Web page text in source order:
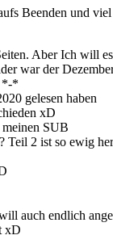
Beenden und
Aber Ich will
war der
*-*
gelesen haben
xD
SUB
Teil 2 ist so ewig
auch endlich
xD